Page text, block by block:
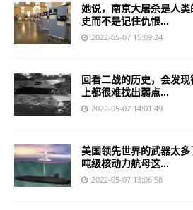
她说，南京大屠杀是人
史而不是记住仇恨...
2022-05-07 15:09:24
回看二战的历史，会发
上都很难找出弱点...
2022-05-07 14:01:49
美国领先世界的武器太
吨级核动力航母这...
2022-05-07 13:06:58